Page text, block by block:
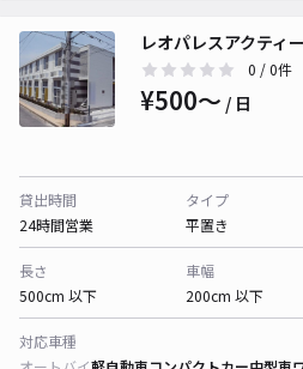
レオパレスアクティ
0 / 0件
¥500〜 / 日
貸出時間
24時間営業
タイプ
平置き
長さ
500cm 以下
車幅
200cm 以下
対応車種